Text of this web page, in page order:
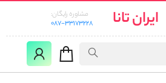
ایران تانا
مشاوره رایگان:
087-33173228